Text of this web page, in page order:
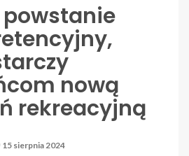
powstanie
nową
rekreacyjną
15 sierpnia 2024